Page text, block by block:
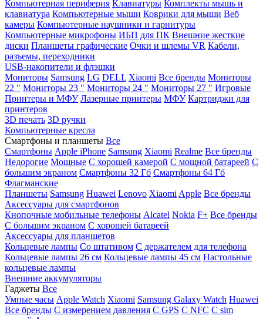
Компьютерная периферия Клавиатуры Комплекты мышь и
клавиатура Компьютерные мыши Коврики для мыши Веб
камеры Компьютерные наушники и гарнитуры
Компьютерные микрофоны ИБП для ПК Внешние жесткие
диски Планшеты графические Очки и шлемы VR Кабели,
разъемы, переходники
USB-накопители и флэшки
Мониторы Samsung LG DELL Xiaomi Все бренды Мониторы
22 " Мониторы 23 " Мониторы 24 " Мониторы 27 " Игровые
Принтеры и МФУ Лазерные принтеры МФУ Картриджи для
принтеров
3D печать 3D ручки
Компьютерные кресла
Смартфоны и планшеты Все
Смартфоны Apple iPhone Samsung Xiaomi Realme Все бренды
Недорогие Мощные С хорошей камерой С мощной батареей С
большим экраном Смартфоны 32 Гб Смартфоны 64 Гб
Флагманские
Планшеты Samsung Huawei Lenovo Xiaomi Apple Все бренды
Аксессуары для смартфонов
Кнопочные мобильные телефоны Alcatel Nokia F+ Все бренды
С большим экраном С хорошей батареей
Аксессуары для планшетов
Кольцевые лампы Со штативом C держателем для телефона
Кольцевые лампы 26 см Кольцевые лампы 45 см Настольные
кольцевые лампы
Внешние аккумуляторы
Гаджеты Все
Умные часы Apple Watch Xiaomi Samsung Galaxy Watch Huawei
Все бренды C измерением давления C GPS C NFC C sim